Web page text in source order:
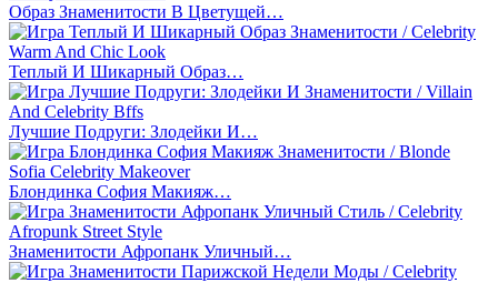
Образ Знаменитости В Цветущей…
Теплый И Шикарный Образ…
Лучшие Подруги: Злодейки И…
Блондинка София Макияж…
Знаменитости Афропанк Уличный…